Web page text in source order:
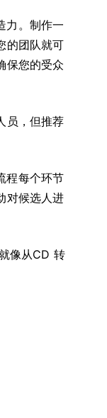
力。制作一
的团队就可
保您的受众
员，但推荐
程每个环节
对候选人进
像从CD 转